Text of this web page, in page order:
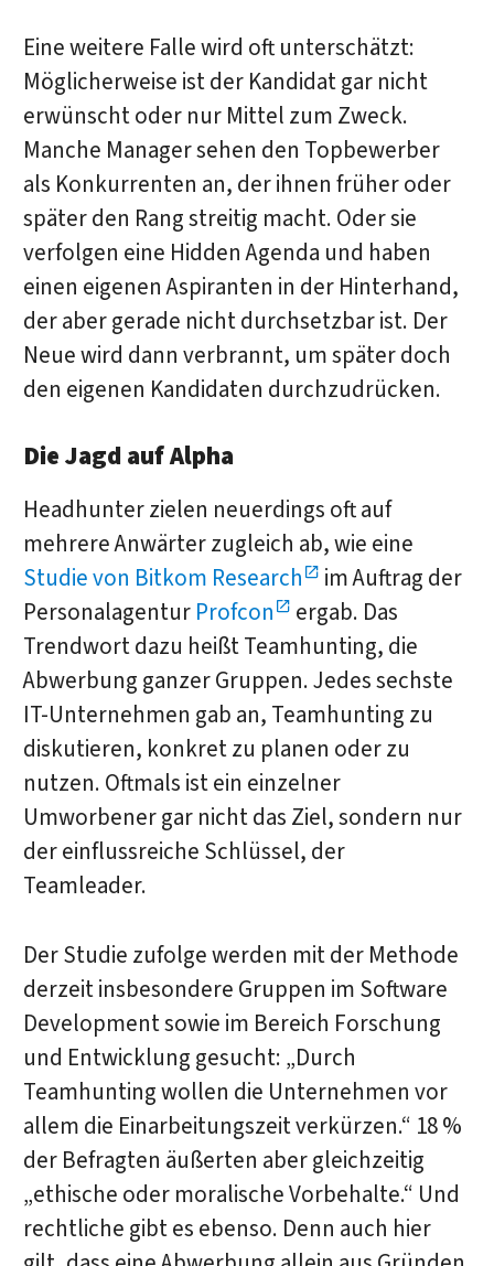
Eine weitere Falle wird oft unterschätzt:
Möglicherweise ist der Kandidat gar nicht
erwünscht oder nur Mittel zum Zweck.
Manche Manager sehen den Topbewerber
als Konkurrenten an, der ihnen früher oder
später den Rang streitig macht. Oder sie
verfolgen eine Hidden Agenda und haben
einen eigenen Aspiranten in der Hinterhand,
der aber gerade nicht durchsetzbar ist. Der
Neue wird dann verbrannt, um später doch
den eigenen Kandidaten durchzudrücken.
Die Jagd auf Alpha
Headhunter zielen neuerdings oft auf
mehrere Anwärter zugleich ab, wie eine
Studie von Bitkom Research
im Auftrag der
Personalagentur Profcon
ergab. Das
Trendwort dazu heißt Teamhunting, die
Abwerbung ganzer Gruppen. Jedes sechste
IT-Unternehmen gab an, Teamhunting zu
diskutieren, konkret zu planen oder zu
nutzen. Oftmals ist ein einzelner
Umworbener gar nicht das Ziel, sondern nur
der einflussreiche Schlüssel, der
Teamleader.
Der Studie zufolge werden mit der Methode
derzeit insbesondere Gruppen im Software
Development sowie im Bereich Forschung
und Entwicklung gesucht: „Durch
Teamhunting wollen die Unternehmen vor
allem die Einarbeitungszeit verkürzen.“ 18 %
der Befragten äußerten aber gleichzeitig
„ethische oder moralische Vorbehalte.“ Und
rechtliche gibt es ebenso. Denn auch hier